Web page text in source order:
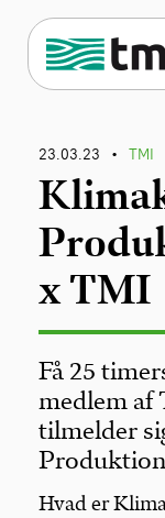
23.03.23 • TMI
x TMI
Få 25
medlem af
tilmelder
Hvad er